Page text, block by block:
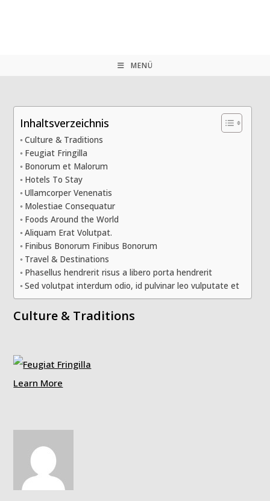
MENÜ
Inhaltsverzeichnis
Culture & Traditions
Feugiat Fringilla
Bonorum et Malorum
Hotels To Stay
Ullamcorper Venenatis
Molestiae Consequatur
Foods Around the World
Aliquam Erat Volutpat.
Finibus Bonorum Finibus Bonorum
Travel & Destinations
Phasellus hendrerit risus a libero porta hendrerit
Sed volutpat interdum odio, id pulvinar leo vulputate et
Culture & Traditions
Learn More